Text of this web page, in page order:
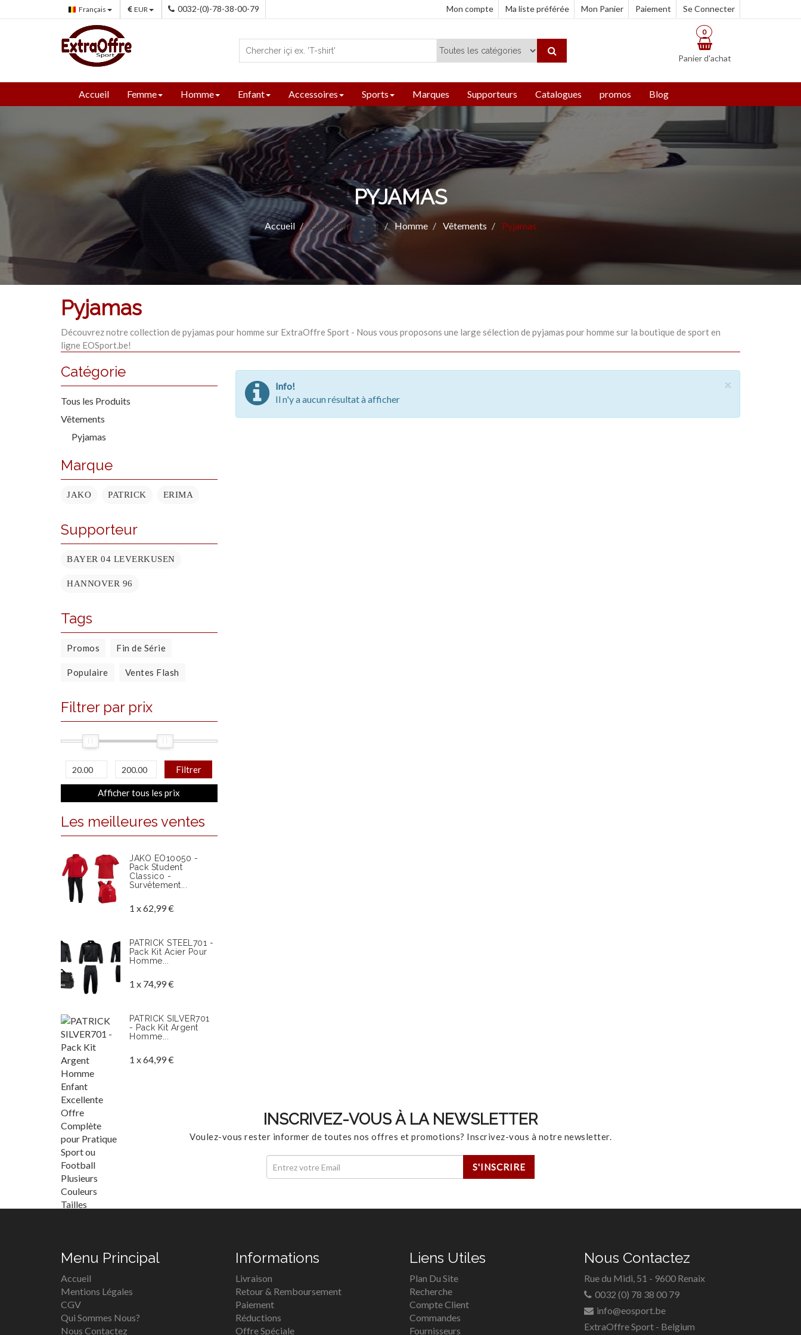
Français EUR 0032-(0)-78-38-00-79 Mon compte Ma liste préférée Mon Panier Paiement Se Connecter
Panier d'achat
0
Accueil Femme Homme Enfant Accessoires Sports Marques Supporteurs Catalogues promos Blog
PYJAMAS
Accueil ExtraOffre Sport Homme Vêtements Pyjamas
Pyjamas
Découvrez notre collection de pyjamas pour homme sur ExtraOffre Sport - Nous vous proposons une large sélection de pyjamas pour homme sur la boutique de sport en
ligne EOSport.be!
×
Info!
Il n'y a aucun résultat à afficher
Catégorie
Tous les Produits
Vêtements
Pyjamas
Marque
JAKO PATRICK ERIMA
Supporteur
BAYER 04 LEVERKUSEN
HANNOVER 96
Tags
Promos Fin de Série
Populaire Ventes Flash
Filtrer par prix
Filtrer
Afficher tous les prix
Les meilleures ventes
JAKO EO10050 -
Pack Student
Classico -
Survêtement...
1 x 62,99 €
PATRICK STEEL701 -
Pack Kit Acier Pour
Homme...
1 x 74,99 €
PATRICK SILVER701
- Pack Kit Argent
Homme...
1 x 64,99 €
INSCRIVEZ-VOUS À LA NEWSLETTER
Voulez-vous rester informer de toutes nos offres et promotions? Inscrivez-vous à notre newsletter.
Menu Principal
Accueil
Mentions Légales
CGV
Qui Sommes Nous?
Nous Contactez
Informations
Livraison
Retour & Remboursement
Paiement
Réductions
Offre Spéciale
Liens Utiles
Plan Du Site
Recherche
Compte Client
Commandes
Fournisseurs
Nous Contactez
Rue du Midi, 51 - 9600 Renaix
0032 (0) 78 38 00 79
info@eosport.be
ExtraOffre Sport - Belgium